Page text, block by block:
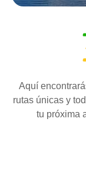
Aquí
rutas únicas y
tu próxima